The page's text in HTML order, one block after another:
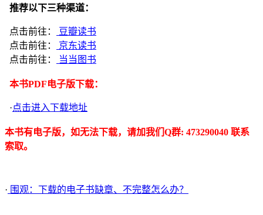
推荐以下三种渠道：
点击前往：
豆瓣读书
点击前往：
京东读书
点击前往：
当当图书
本书PDF电子版下载：
·点击进入下载地址
本书有电子版，如无法下载，请加我们Q群: 473290040 联系
索取。
· 围观：下载的电子书缺章、不完整怎么办？